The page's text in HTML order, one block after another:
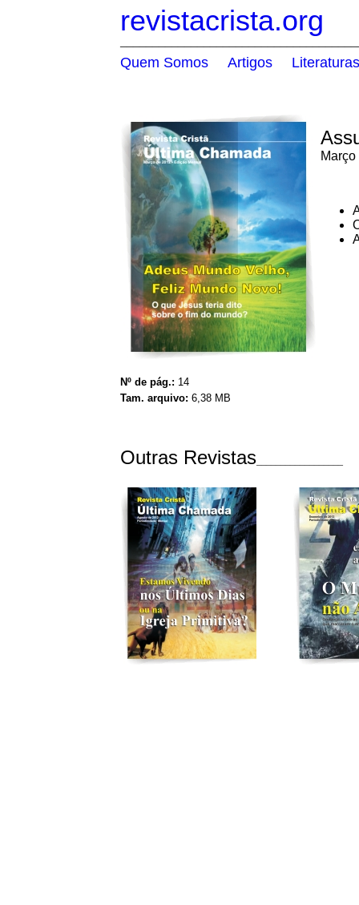
Quem Somos Artigos Literaturas
revistacrista.org
Nº de pág.: 14
Tam. arquivo: 6,38 MB
Outras Revistas